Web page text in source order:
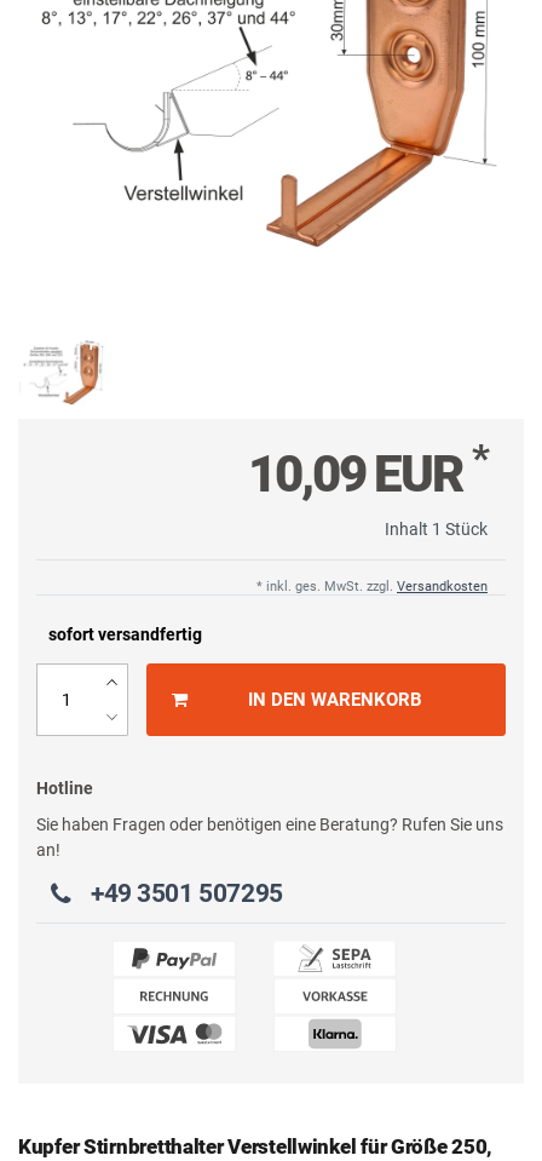
10,09 EUR*
Inhalt 1 Stück
* inkl. ges. MwSt. zzgl. Versandkosten
sofort versandfertig
IN DEN WARENKORB
Hotline
Sie haben Fragen oder benötigen eine Beratung? Rufen Sie uns
an!
+49 3501 507295
Kupfer Stirnbretthalter Verstellwinkel für Größe 250,